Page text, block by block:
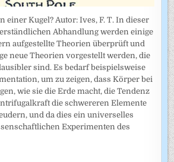
einer Kugel? Autor: Ives, F. T. In dieser
Abhandlung werden einige
aufgestellte Theorien überprüft und
neue Theorien vorgestellt werden, die
sind. Es bedarf beispielsweise
um zu zeigen, dass Körper bei
wie sie die Erde macht, die Tendenz
die schwereren Elemente
und da dies ein universelles
Experimenten des